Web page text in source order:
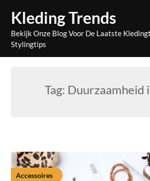
content
Kleding Trends
Bekijk Onze Blog Voor De Laatste
Stylingtips
Tag: Duurzaamheid
Accessoires